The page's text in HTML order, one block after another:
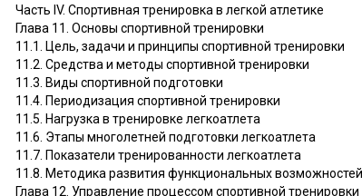
Часть IV. Спортивная тренировка в легкой атлетике
Глава 11. Основы спортивной тренировки
11.1. Цель, задачи и принципы спортивной тренировки
11.2. Средства и методы спортивной тренировки
11.3. Виды спортивной подготовки
11.4. Периодизация спортивной тренировки
11.5. Нагрузка в тренировке легкоатлета
11.6. Этапы многолетней подготовки легкоатлета
11.7. Показатели тренированности легкоатлета
11.8. Методика развития функциональных возможностей
Глава 12. Управление процессом спортивной тренировки